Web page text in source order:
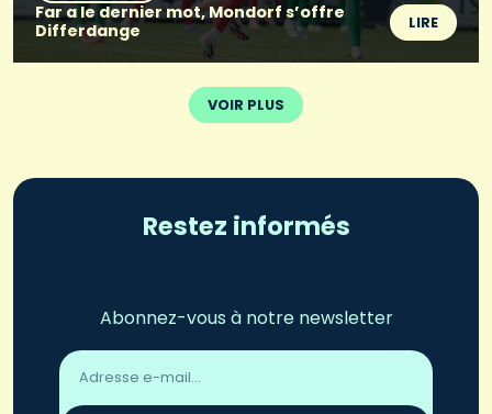
Far a le dernier mot, Mondorf s’offre
Differdange
LIRE
VOIR PLUS
Restez informés
Abonnez-vous à notre newsletter
Adresse
email